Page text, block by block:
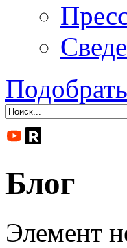
Блог
Элемент